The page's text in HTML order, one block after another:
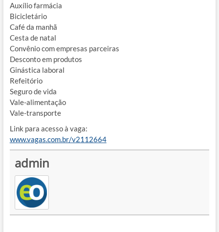
Auxílio farmácia
Bicicletário
Café da manhã
Cesta de natal
Convênio com empresas parceiras
Desconto em produtos
Ginástica laboral
Refeitório
Seguro de vida
Vale-alimentação
Vale-transporte
Link para acesso à vaga:
www.vagas.com.br/v2112664
admin